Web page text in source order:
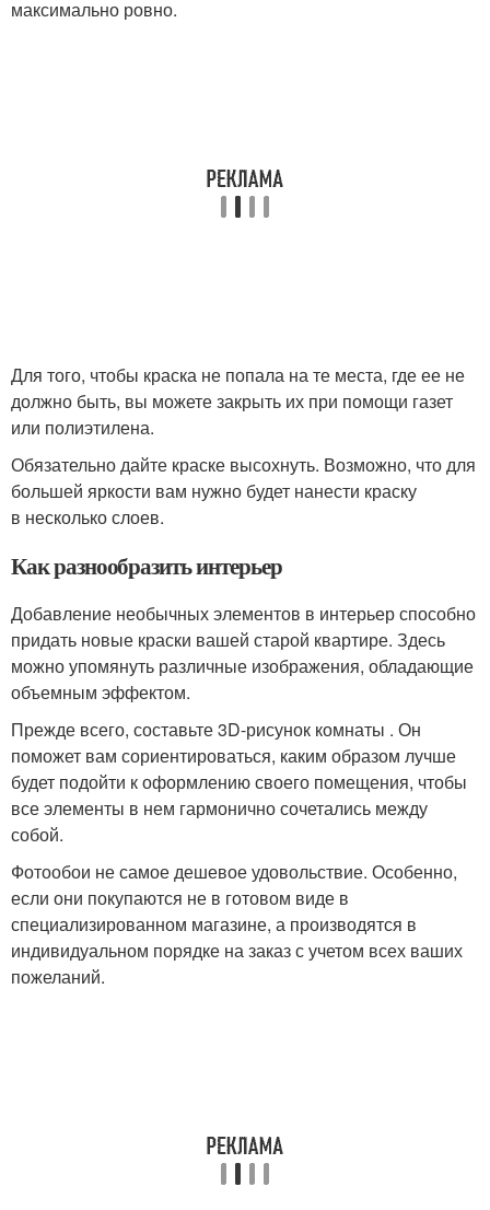
максимально ровно.
Для того, чтобы краска не попала на те места, где ее не
должно быть, вы можете закрыть их при помощи газет
или полиэтилена.
Обязательно дайте краске высохнуть. Возможно, что для
большей яркости вам нужно будет нанести краску
в несколько слоев.
Как разнообразить интерьер
Добавление необычных элементов в интерьер способно
придать новые краски вашей старой квартире. Здесь
можно упомянуть различные изображения, обладающие
объемным эффектом.
Прежде всего, составьте 3D-рисунок комнаты . Он
поможет вам сориентироваться, каким образом лучше
будет подойти к оформлению своего помещения, чтобы
все элементы в нем гармонично сочетались между
собой.
Фотообои не самое дешевое удовольствие. Особенно,
если они покупаются не в готовом виде в
специализированном магазине, а производятся в
индивидуальном порядке на заказ с учетом всех ваших
пожеланий.